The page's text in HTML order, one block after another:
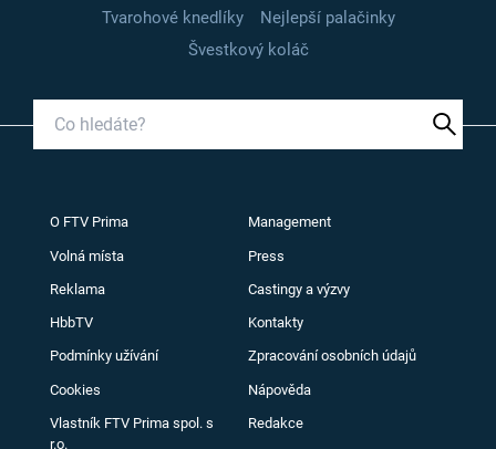
Tvarohové knedlíky
Nejlepší palačinky
Švestkový koláč
O FTV Prima Management
Volná místa Press
Reklama Castingy a výzvy
HbbTV Kontakty
Podmínky užívání Zpracování osobních údajů
Cookies Nápověda
Vlastník FTV Prima spol. s
r.o.
Redakce